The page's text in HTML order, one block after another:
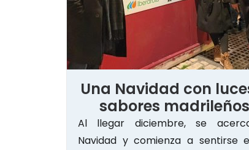
Una Navidad con
sabores madrileños
Al llegar diciembre, se
Navidad y comienza a sentirse